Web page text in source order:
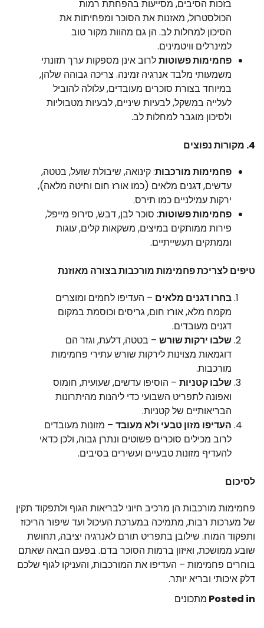
בזכות הסיבים, מסייעות בהפחתת רמות
הכולסטרול, מאזנות את הסוכר ומפחיתות את
הסיכון למחלות לב. הן גם מהוות מקור טוב
למינרלים וויטמינים.
פחמימות פשוטותלרוב אינן מספקות ערך תזונתי
משמעותי מלבד אנרגיה זמינה. צריכה גבוהה שלהן,
במיוחד בצורת סוכרים מעובדים, עלולה להוביל
לעלייה במשקל, לבעיות שיניים, לבעיות מטבוליות
ולסיכון מוגבר למחלות לב.
4. מקורות נפוצים
פחמימות מורכבות: קינואה, שיבולת שועל, בטטה,
עדשים, דגנים מלאים (כמו אורז חום וחיטה מלאה),
ירקות עמילניים כמו תירס.
פחמימות פשוטות: סוכר לבן, דבש, סירופ מייפל,
פירות ממותקים במיצים, משקאות קלים, עוגות
וממתקים תעשייתיים.
טיפים לצריכת פחמימות מורכבות בצורה מאוזנת
בחרו דגנים מלאים – העדיפו לחמים ומוצרים
מקמח מלא, אורז חום, גריסים וכוסמת במקום
דגנים מעובדים.
שלבו ירקות שורש – בטטה, דלעת, וגזר הם
דוגמאות מצוינות לירקות שורש עתירי פחמימות
מורכבות.
שלבו קטניות – הוסיפו עדשים, שעועית, חומוס
ואפונה לתפריט השבועי כדי ליהנות מהיתרונות
הבריאותיים של קטניות.
העדיפו מזון טבעי ולא מעובד – מזונות מעובדים
לרוב מכילים סוכרים פשוטים ונתרן גבוה, ולכן כדאי
להעדיף מזונות טבעיים ועשירים בסיבים.
לסיכום
פחמימות מורכבות הן מרכיב חיוני לבריאות הגוף ולתפקוד תקין
של מערכות רבות, מתמיכה במערכת העיכול ועד שיפור הריכוז
ותפקוד המוח. שילובן בתפריט תורם לאנרגיה יציבה, תחושת
שובע ממושכת, ואיזון ברמות הסוכר בדם. בפעם הבאה שאתם
בוחרים פחמימות – העדיפו את המורכבות, והעניקו לגוף שלכם
דלק איכותי ובריא יותר.
Posted in מתכונים